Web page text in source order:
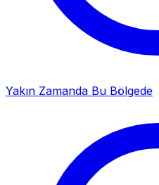
Yakın Zamanda Bu Bölgede